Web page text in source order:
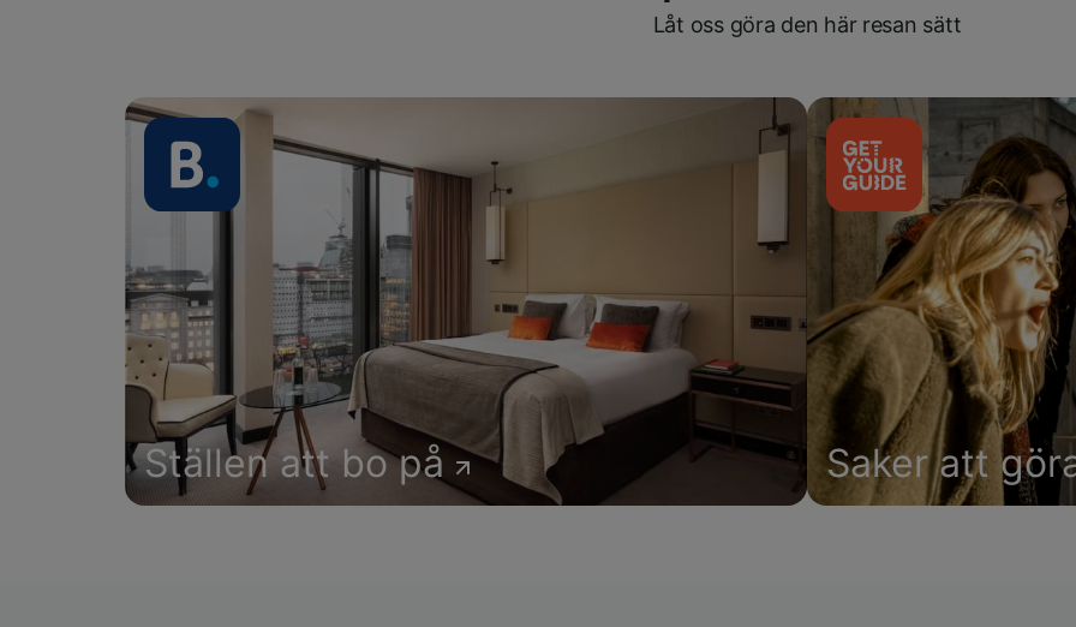
Låt oss göra den här resan sätt
Ställen att bo på Saker att